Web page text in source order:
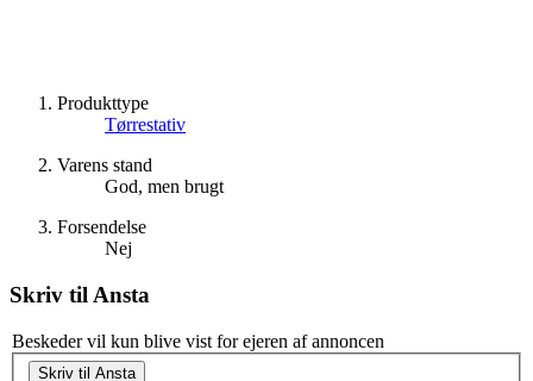
Produkttype
Tørrestativ
Varens stand
God, men brugt
Forsendelse
Nej
Skriv til Ansta
Beskeder vil kun blive vist for ejeren af annoncen
Skriv til Ansta